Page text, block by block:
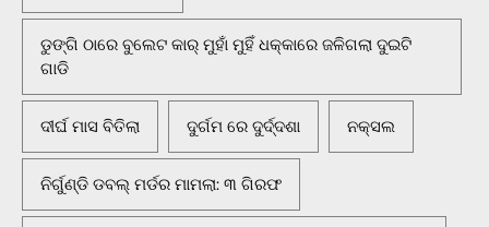
ଡୁଙ୍ଗି ଠାରେ ବୁଲେଟ କାର୍ ମୁହାଁ ମୁହିଁ ଧକ୍କାରେ ଜଳିଗଲା ଦୁଇଟି
ଗାଡି
ଦୀର୍ଘ ମାସ ବିତିଲା ଦୁର୍ଗମ ରେ ଦୁର୍ଦ୍ଦଶା ନକ୍ସଲ
ନିର୍ଗୁଣ୍ଡି ଡବଲ୍ ମର୍ଡର ମାମଲା: ୩ ଗିରଫ